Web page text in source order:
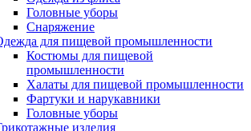
Головные уборы
Снаряжение
для пищевой промышленности
Костюмы для пищевой
промышленности
Халаты для пищевой промышленности
Фартуки и нарукавники
Головные уборы
изделия